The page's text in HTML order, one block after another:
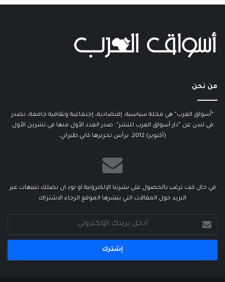
من نحن
“أسواق العرب” هي مجلة سياسية، إقتصادية، إجتماعية وثقافية جامعة، تصدر
في لندن عن “دار أسواق العرب للنشر”. صدر العدد الأول منها في تشرين الأول
(أكتوبر) 2012. يرأس تحريرها كابي طبراني.
في حال كنت ترغب بالحصول على نشرتنا الإلكترونية او تود ان تصلك تنبيهات عبر
البريد حول المقالات التي ينشرها الموقع الرجاء الاشتراك
بريدك
الإلكتروني